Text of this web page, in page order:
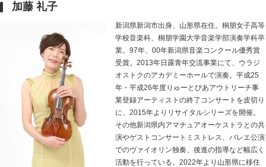
加藤 礼子
新潟県新潟市出身、山形県在住。桐朋女子高等
学校音楽科、桐朋学園大学音楽学部演奏学科卒
業。97年、00年新潟県音楽コンクール優秀賞
受賞。2013年日露青年交流事業にて、ウラジ
オストクのアカデミーホールで演奏。平成25
年・平成26年度りゅーとぴあアウトリーチ事
業登録アーティストの終了コンサートを皮切り
に、2015年よりリサイタルシリーズを開催。
その他新潟県内アマチュアオーケストラとの共
演やゲストコンサートミストレス、バレエ公演
でのヴァイオリン独奏、後進の指導など幅広く
活動を行っている。2022年より山形県に移住